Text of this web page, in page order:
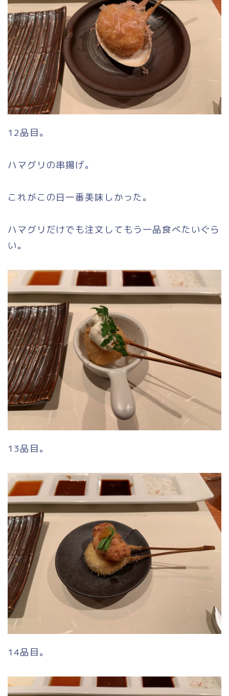
12品目。
ハマグリの串揚げ。
これがこの日一番美味しかった。
ハマグリだけでも注文してもう一品食べたいぐら
い。
13品目。
14品目。